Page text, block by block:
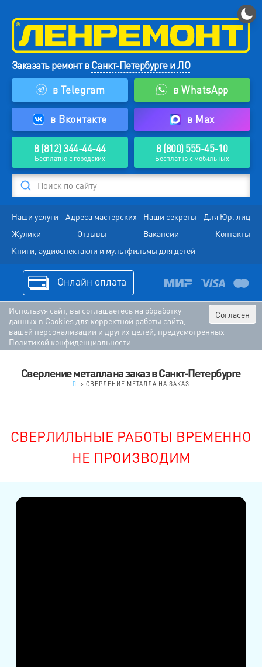
Заказать ремонт вСанкт-Петербурге и ЛО
в Telegram
в WhatsApp
в Вконтакте в Max
8 (812) 344-44-44
Бесплатно с городских
8 (800) 555-45-10
Бесплатно с мобильных
Поиск по сайту
Наши услуги Адреса мастерских Наши секреты
Для Юр. лиц
Жулики
Отзывы Вакансии
Контакты
Книги, аудиоспектакли и мультфильмы для детей
Онлайн оплата
Согласен
Используя сайт, вы соглашаетесь на обработку
данных в Cookies для корректной работы сайта,
вашей персонализации и других целей, предусмотренных
Политикой конфиденциальности
Сверление металла на заказ в Санкт-Петербурге
> СВЕРЛЕНИЕ МЕТАЛЛА НА ЗАКАЗ
СВЕРЛИЛЬНЫЕ РАБОТЫ ВРЕМЕННО
НЕ ПРОИЗВОДИМ